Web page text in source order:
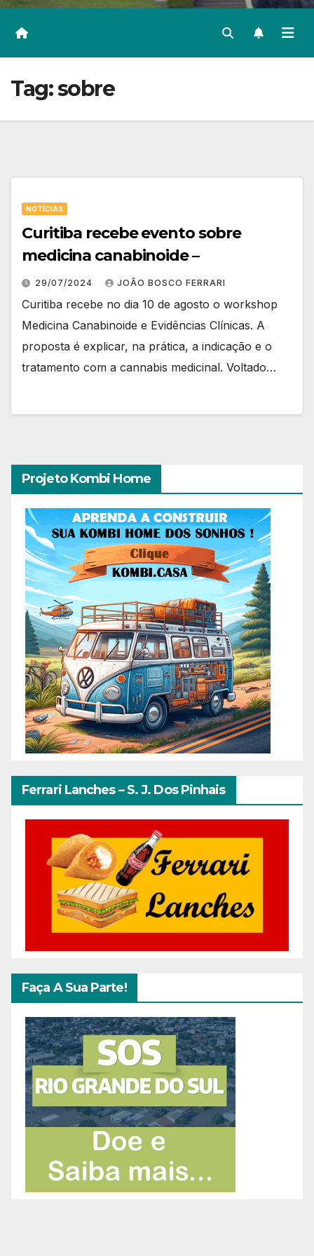
Tag:sobre
NOTÍCIAS
Curitiba recebe evento sobre
medicina canabinoide –
29/07/2024 JOÃO BOSCO FERRARI
Curitiba recebe no dia 10 de agosto o workshop
Medicina Canabinoide e Evidências Clínicas. A
proposta é explicar, na prática, a indicação e o
tratamento com a cannabis medicinal. Voltado…
Projeto Kombi Home
Ferrari Lanches – S. J. Dos Pinhais
Faça A Sua Parte!